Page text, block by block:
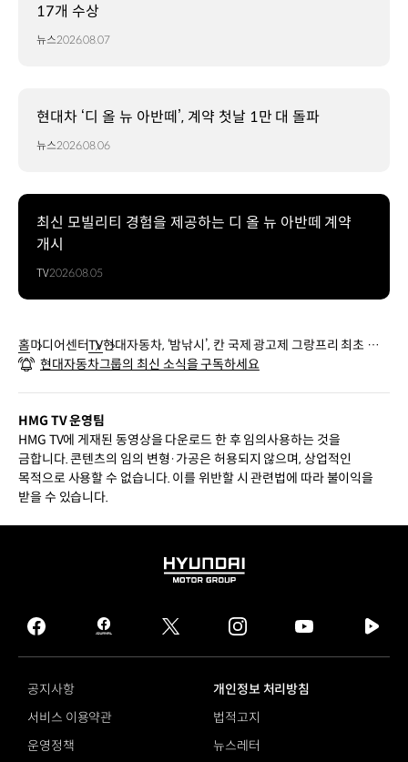
17개 수상
뉴스2026.08.07
현대차 ‘디 올 뉴 아반떼’, 계약 첫날 1만 대 돌파
뉴스2026.08.06
최신 모빌리티 경험을 제공하는 디 올 뉴 아반떼 계약
개시
TV2026.08.05
홈미디어센터TV현대자동차, ‘밤낚시’, 칸 국제 광고제 그랑프리 최초 수
상
현대자동차그룹의 최신 소식을 구독하세요
HMG TV 운영팀
HMG TV에 게재된 동영상을 다운로드 한 후 임의사용하는 것을
금합니다. 콘텐츠의 임의 변형·가공은 허용되지 않으며, 상업적인
목적으로 사용할 수 없습니다. 이를 위반할 시 관련법에 따라 불이익을
받을 수 있습니다.
HYUNDAI
GROUP
facebook
hmg
journal
twitter instagram
tv
공지사항
개인정보 처리방침
서비스 이용약관
법적고지
운영정책
뉴스레터